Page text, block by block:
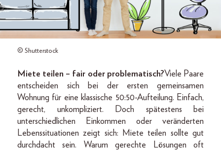
© Shutterstock
Miete teilen – fair oder problematisch?Viele Paare
entscheiden sich bei der ersten gemeinsamen
Wohnung für eine klassische 50:50-Aufteilung. Einfach,
gerecht, unkompliziert. Doch spätestens bei
unterschiedlichen Einkommen oder veränderten
Lebenssituationen zeigt sich: Miete teilen sollte gut
durchdacht sein. Warum gerechte Lösungen oft